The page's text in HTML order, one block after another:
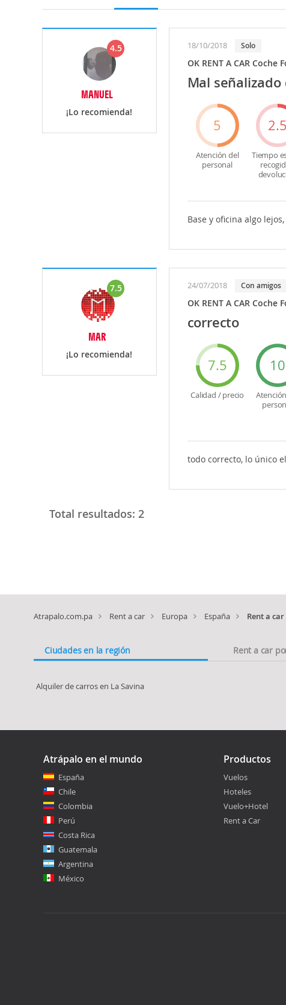
4.5
MANUEL
¡Lo recomienda!
18/10/2018 Solo
OK RENT A CAR
Mal
5
Atención del
personal
2.5
Tiempo
Base y oficina algo
7.5
MAR
¡Lo recomienda!
24/07/2018 Con amigos
OK RENT A CAR
correcto
7.5
Calidad / precio
10
todo correcto, lo único
Total resultados: 2
Atrapalo.com.pa Rent a car Europa España Rent a
Ciudades en la región Rent a car
Alquiler de carros en La Savina
Atrápalo en el mundo
España
Chile
Colombia
Perú
Costa Rica
Guatemala
Argentina
México
Productos
Vuelos
Hoteles
Vuelo+Hotel
Rent a Car